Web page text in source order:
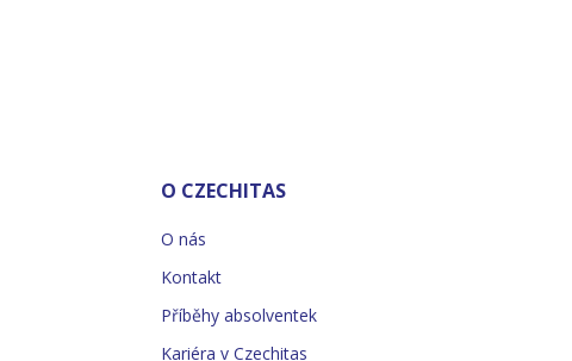
O CZECHITAS
O nás
Kontakt
Příběhy absolventek
Kariéra v Czechitas